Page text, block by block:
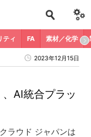
ティ FA 素材／化学
2023年12月15日
AI統合プラッ
ラウド ジャパンは